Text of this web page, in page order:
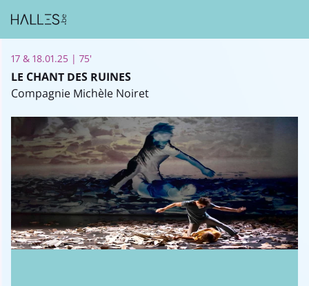
17 & 18.01.25 | 75'
LE CHANT DES RUINES
Compagnie Michèle Noiret